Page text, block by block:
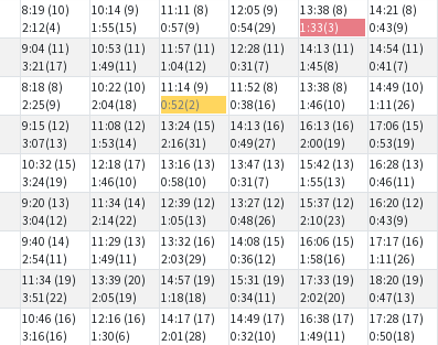
8:19 (10)
2:12(4)
10:14 (9)
1:55(15)
11:11 (8)
0:57(9)
12:05 (9)
0:54(29)
13:38 (8)
1:33(3)
14:21 (8)
0:43(9)
9:04 (11)
3:21(17)
10:53 (11)
1:49(11)
11:57 (11)
1:04(12)
12:28 (11)
0:31(7)
14:13 (11)
1:45(8)
14:54 (11)
0:41(7)
8:18 (8)
2:25(9)
10:22 (10)
2:04(18)
11:14 (9)
0:52(2)
11:52 (8)
0:38(16)
13:38 (8)
1:46(10)
14:49 (10)
1:11(26)
9:15 (12)
3:07(13)
11:08 (12)
1:53(14)
13:24 (15)
2:16(31)
14:13 (16)
0:49(27)
16:13 (16)
2:00(19)
17:06 (15)
0:53(19)
10:32 (15)
3:24(19)
12:18 (17)
1:46(10)
13:16 (13)
0:58(10)
13:47 (13)
0:31(7)
15:42 (13)
1:55(13)
16:28 (13)
0:46(11)
9:20 (13)
3:04(12)
11:34 (14)
2:14(22)
12:39 (12)
1:05(13)
13:27 (12)
0:48(26)
15:37 (12)
2:10(23)
16:20 (12)
0:43(9)
9:40 (14)
2:54(11)
11:29 (13)
1:49(11)
13:32 (16)
2:03(29)
14:08 (15)
0:36(12)
16:06 (15)
1:58(16)
17:17 (16)
1:11(26)
11:34 (19)
3:51(22)
13:39 (20)
2:05(19)
14:57 (19)
1:18(18)
15:31 (19)
0:34(11)
17:33 (19)
2:02(20)
18:20 (19)
0:47(13)
10:46 (16)
3:16(16)
12:16 (16)
1:30(6)
14:17 (17)
2:01(28)
14:49 (17)
0:32(10)
16:38 (17)
1:49(11)
17:28 (17)
0:50(18)